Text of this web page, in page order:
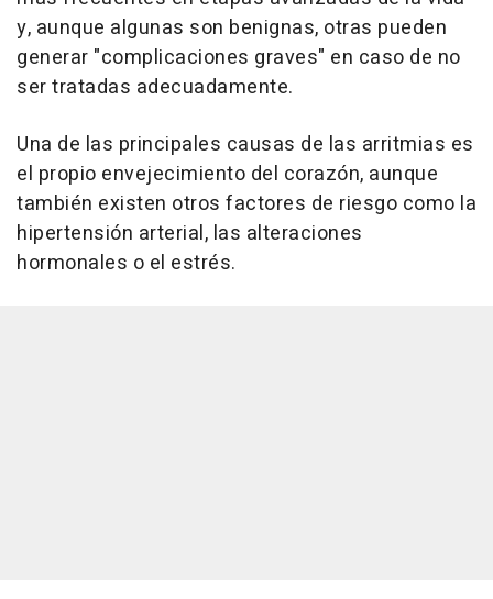
y, aunque algunas son benignas, otras pueden
generar "complicaciones graves" en caso de no
ser tratadas adecuadamente.
Una de las principales causas de las arritmias es
el propio envejecimiento del corazón, aunque
también existen otros factores de riesgo como la
hipertensión arterial, las alteraciones
hormonales o el estrés.